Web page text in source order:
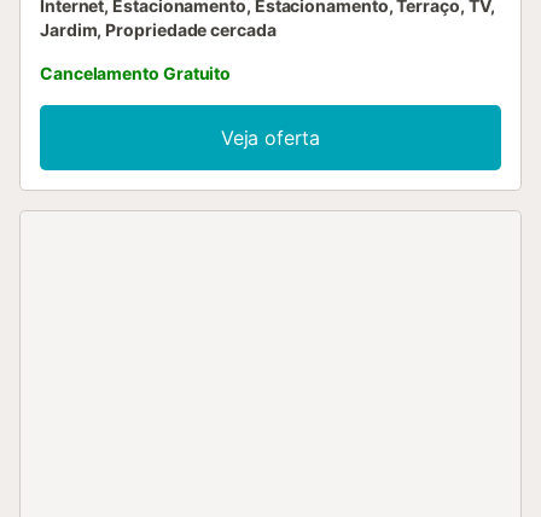
Internet, Estacionamento, Estacionamento, Terraço, TV,
Jardim, Propriedade cercada
Cancelamento Gratuito
Veja oferta